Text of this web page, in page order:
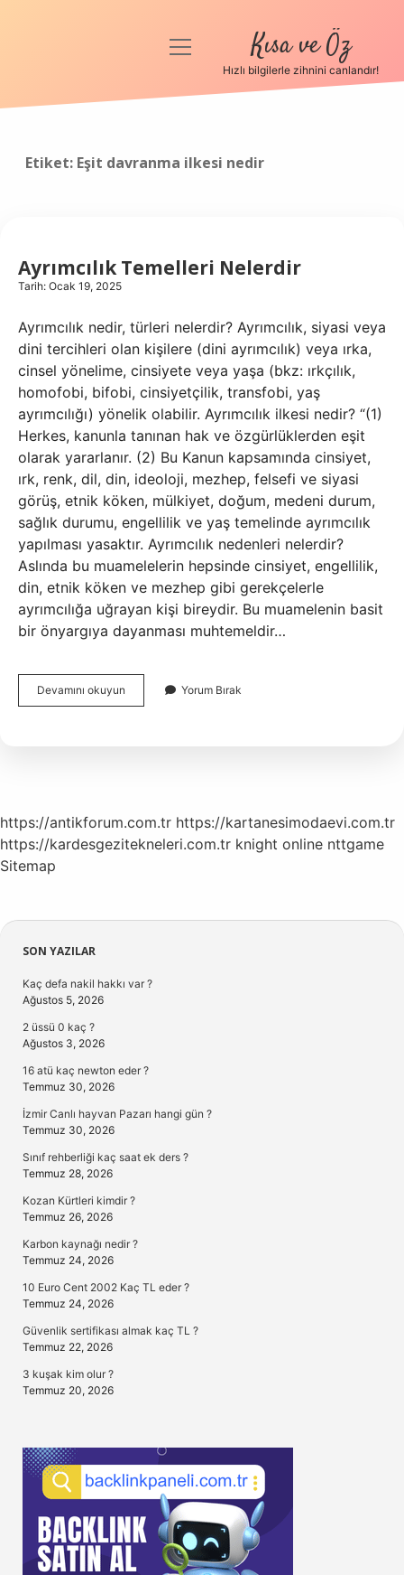
Anasayfa
menüyü
Kısa ve Öz
Hızlı bilgilerle zihnini canlandır!
Etiket: Eşit davranma ilkesi nedir
Ayrımcılık Temelleri Nelerdir
Tarih: Ocak 19, 2025
Ayrımcılık nedir, türleri nelerdir? Ayrımcılık, siyasi veya
dini tercihleri ​​olan kişilere (dini ayrımcılık) veya ırka,
cinsel yönelime, cinsiyete veya yaşa (bkz: ırkçılık,
homofobi, bifobi, cinsiyetçilik, transfobi, yaş
ayrımcılığı) yönelik olabilir. Ayrımcılık ilkesi nedir? “(1)
Herkes, kanunla tanınan hak ve özgürlüklerden eşit
olarak yararlanır. (2) Bu Kanun kapsamında cinsiyet,
ırk, renk, dil, din, ideoloji, mezhep, felsefi ve siyasi
görüş, etnik köken, mülkiyet, doğum, medeni durum,
sağlık durumu, engellilik ve yaş temelinde ayrımcılık
yapılması yasaktır. Ayrımcılık nedenleri nelerdir?
Aslında bu muamelelerin hepsinde cinsiyet, engellilik,
din, etnik köken ve mezhep gibi gerekçelerle
ayrımcılığa uğrayan kişi bireydir. Bu muamelenin basit
bir önyargıya dayanması muhtemeldir…
Devamını okuyun Ayrımcılık
Temelleri
Yorum Bırak
https://antikforum.com.tr https://kartanesimodaevi.com.tr
https://kardesgezitekneleri.com.tr knight online nttgame
Sitemap
Sidebar
SON YAZILAR
Kaç defa nakil hakkı var ?
Ağustos 5, 2026
2 üssü 0 kaç ?
Ağustos 3, 2026
16 atü kaç newton eder ?
Temmuz 30, 2026
İzmir Canlı hayvan Pazarı hangi gün ?
Temmuz 30, 2026
Sınıf rehberliği kaç saat ek ders ?
Temmuz 28, 2026
Kozan Kürtleri kimdir ?
Temmuz 26, 2026
Karbon kaynağı nedir ?
Temmuz 24, 2026
10 Euro Cent 2002 Kaç TL eder ?
Temmuz 24, 2026
Güvenlik sertifikası almak kaç TL ?
Temmuz 22, 2026
3 kuşak kim olur ?
Temmuz 20, 2026